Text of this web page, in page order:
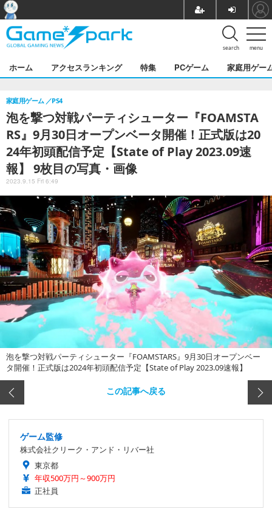
menu
search
ホーム アクセスランキング 特集 PCゲーム 家庭用ゲー
泡を撃つ対戦パーティシューター『FOAMSTA
RS』9月30日オープンベータ開催！正式版は20
24年初頭配信予定【State of Play 2023.09速
報】 9枚目の写真・画像
家庭用ゲーム PS4
2023.9.15 Fri 6:49
泡を撃つ対戦パーティシューター『FOAMSTARS』9月30日オープンベー
タ開催！正式版は2024年初頭配信予定【State of Play 2023.09速報】
この記事へ戻る
ゲーム監修
株式会社クリーク・アンド・リバー社
東京都
年収500万円～900万円
正社員